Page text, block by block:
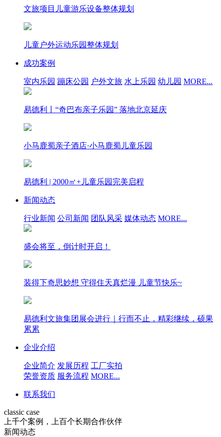
文旅项目儿童游乐设备整体规划
儿童户外运动乐园整体规划
成功案例
室内乐园 蹦床公园 户外文旅 水上乐园 幼儿园 MORE...
易德利丨“奇巴布亲子乐园” 落地北京延庆
小马鹿蜀亲子酒店·小马鹿蜀儿童乐园
易德利 | 2000㎡+儿童乐园完美启程
新闻动态
行业新闻 公司新闻 团队风采 媒体动态 MORE...
盛会将至，倒计时开启！
装得下奇思妙想 守得住天真烂漫 儿童节快乐~
易德利文旅集团展会进行｜行而不止，精彩继续，硕果
累累
企业介绍
企业简介 发展历程 工厂实拍
荣誉资质 服务流程 MORE...
联系我们
classic case
上千个案例，上百个长期合作伙伴
新闻动态